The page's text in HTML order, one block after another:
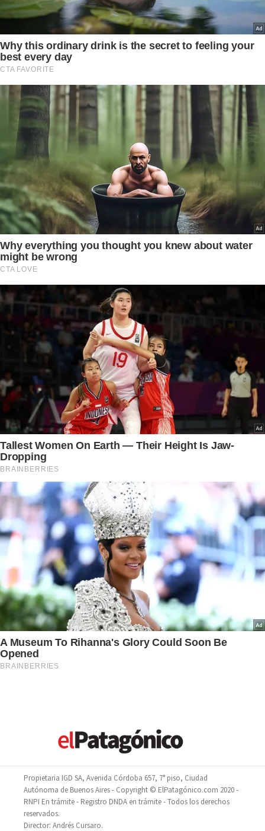
Propietaria IGD SA, Avenida Córdoba 657, 7° piso, Ciudad
Autónoma de Buenos Aires - Copyright © ElPatagónico.com 2020 -
RNPI En trámite - Registro DNDA en trámite - Todos los derechos
reservados.
Director: Andrés Cursaro.